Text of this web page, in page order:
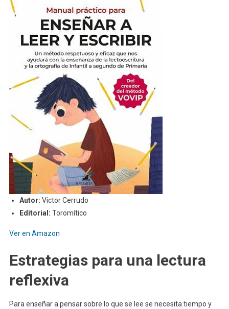
Autor: Victor Cerrudo
Editorial: Toromítico
Ver en Amazon
Estrategias para una lectura
reflexiva
Para enseñar a pensar sobre lo que se lee se necesita tiempo y